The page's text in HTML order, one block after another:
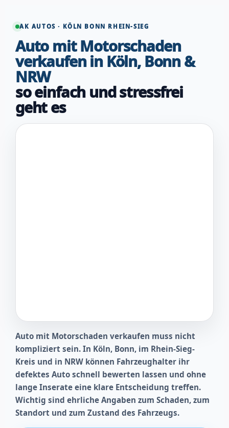
AK AUTOS · KÖLN BONN RHEIN-SIEG
Auto mit Motorschaden
verkaufen in Köln, Bonn &
NRW
so einfach und stressfrei
geht es
Auto mit Motorschaden verkaufen muss nicht
kompliziert sein. In Köln, Bonn, im Rhein-Sieg-
Kreis und in NRW können Fahrzeughalter ihr
defektes Auto schnell bewerten lassen und ohne
lange Inserate eine klare Entscheidung treffen.
Wichtig sind ehrliche Angaben zum Schaden, zum
Standort und zum Zustand des Fahrzeugs.